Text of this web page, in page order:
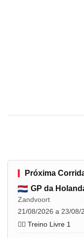
Próxima
GP da
Zandvoort
21/08/2026 a 23/08/
🏋️‍♂️ Treino Livre 1